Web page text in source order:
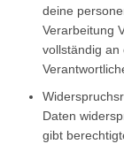
deine
Verarbeitung
vollständig an
Daten
gibt